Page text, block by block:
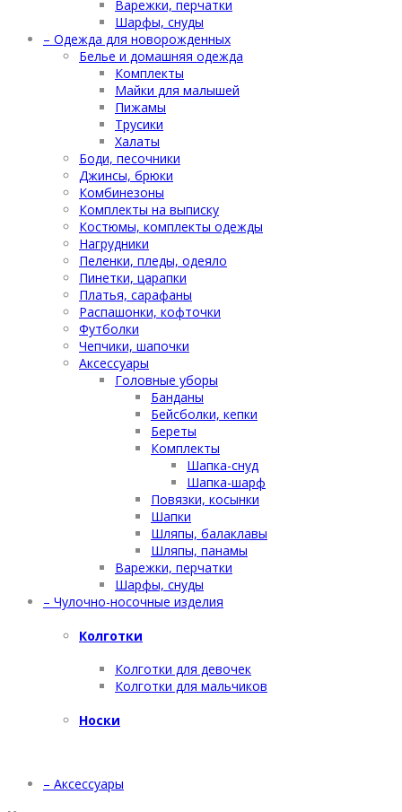
Варежки, перчатки
Шарфы, снуды
– Одежда для новорожденных
Белье и домашняя одежда
Комплекты
Майки для малышей
Пижамы
Трусики
Халаты
Боди, песочники
Джинсы, брюки
Комбинезоны
Комплекты на выписку
Костюмы, комплекты одежды
Нагрудники
Пеленки, пледы, одеяло
Пинетки, царапки
Платья, сарафаны
Распашонки, кофточки
Футболки
Чепчики, шапочки
Аксессуары
Головные уборы
Банданы
Бейсболки, кепки
Береты
Комплекты
Шапка-снуд
Шапка-шарф
Повязки, косынки
Шапки
Шляпы, балаклавы
Шляпы, панамы
Варежки, перчатки
Шарфы, снуды
– Чулочно-носочные изделия
Колготки
Колготки для девочек
Колготки для мальчиков
Носки
– Аксессуары